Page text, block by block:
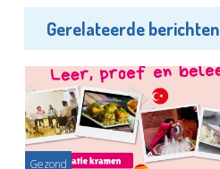
Gerelateerde berichten
Gezond